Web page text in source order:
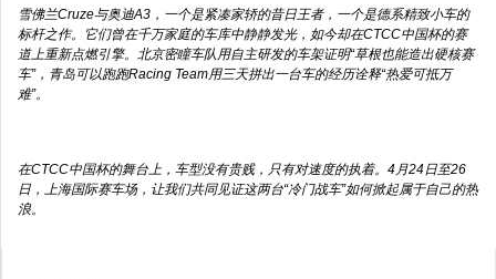
雪佛兰Cruze与奥迪A3，一个是紧凑家轿的昔日王者，一个是德系精致小车的
标杆之作。它们曾在千万家庭的车库中静静发光，如今却在CTCC中国杯的赛
道上重新点燃引擎。北京密瞳车队用自主研发的车架证明“草根也能造出硬核赛
车”，青岛可以跑跑Racing Team用三天拼出一台车的经历诠释“热爱可抵万
难”。
在CTCC中国杯的舞台上，车型没有贵贱，只有对速度的执着。4月24日至26
日，上海国际赛车场，让我们共同见证这两台“冷门战车”如何掀起属于自己的热
浪。